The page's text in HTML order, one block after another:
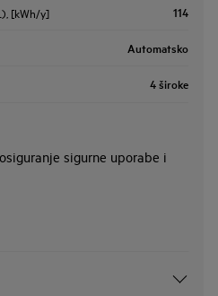
[kWh/y] 114
Automatsko
4 široke
sigurne uporabe i